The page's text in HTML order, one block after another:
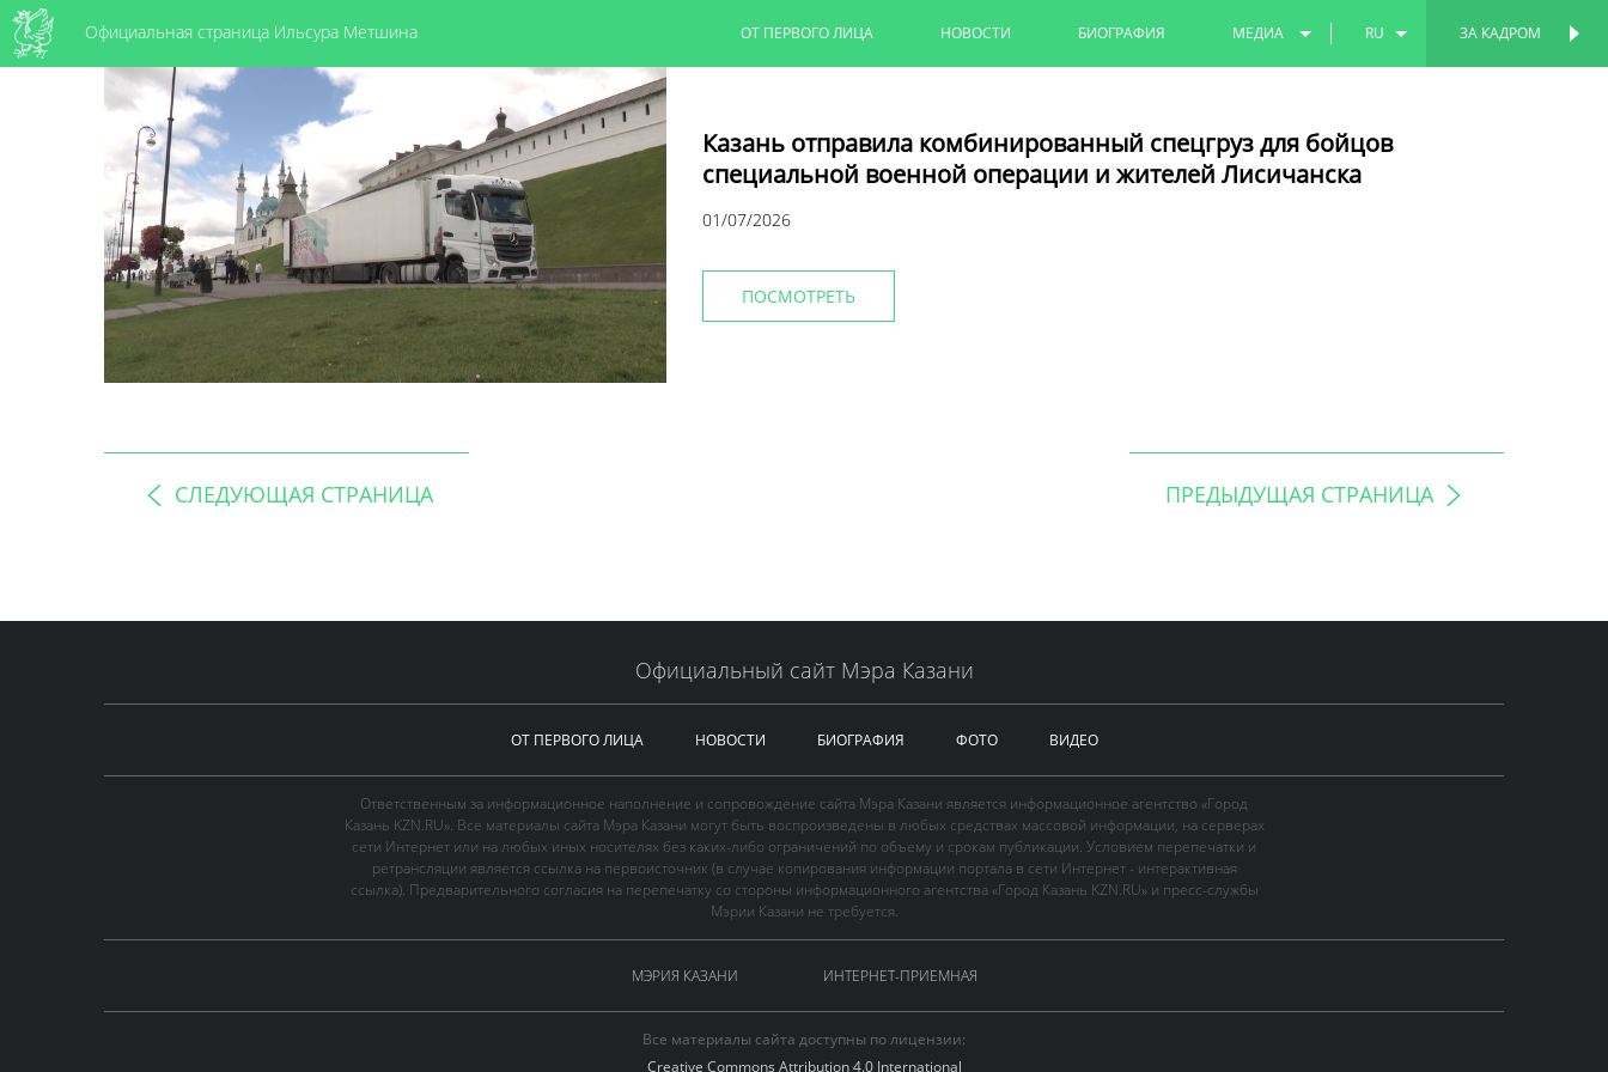
Официальная страница Ильсура Метшина ЗА КАДРОМ
ОТ ПЕРВОГО ЛИЦА НОВОСТИ БИОГРАФИЯ МЕДИА
ВИДЕО
RU
Казань отправила комбинированный спецгруз для бойцов
специальной военной операции и жителей Лисичанска
01/07/2026
ПОСМОТРЕТЬ
СЛЕДУЮЩАЯ СТРАНИЦА ПРЕДЫДУЩАЯ СТРАНИЦА
Официальный сайт Мэра Казани
ОТ ПЕРВОГО ЛИЦА НОВОСТИ БИОГРАФИЯ ФОТО ВИДЕО
Ответственным за информационное наполнение и сопровождение сайта Мэра Казани является информационное агентство «Город
Казань KZN.RU». Все материалы сайта Мэра Казани могут быть воспроизведены в любых средствах массовой информации, на серверах
сети Интернет или на любых иных носителях без каких-либо ограничений по объему и срокам публикации. Условием перепечатки и
ретрансляции является ссылка на первоисточник (в случае копирования информации портала в сети Интернет - интерактивная
ссылка). Предварительного согласия на перепечатку со стороны информационного агентства «Город Казань KZN.RU» и пресс-службы
Мэрии Казани не требуется.
МЭРИЯ КАЗАНИ ИНТЕРНЕТ-ПРИЕМНАЯ
Все материалы сайта доступны по лицензии:
Creative Commons Attribution 4.0 International